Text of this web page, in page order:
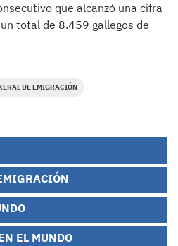
que alcanzó una cifra
total de 8.459 gallegos de
DE EMIGRACIÓN
EL MUNDO